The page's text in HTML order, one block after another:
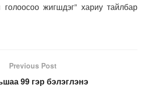
жигшдэг” хариу тайлбар
Previous Post
99 гэр бэлэглэнэ